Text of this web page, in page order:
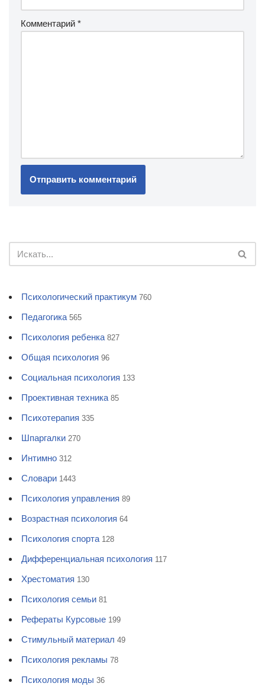
Комментарий *
Психологический практикум 760
Педагогика 565
Психология ребенка 827
Общая психология 96
Социальная психология 133
Проективная техника 85
Психотерапия 335
Шпаргалки 270
Интимно 312
Словари 1443
Психология управления 89
Возрастная психология 64
Психология спорта 128
Дифференциальная психология 117
Хрестоматия 130
Психология семьи 81
Рефераты Курсовые 199
Стимульный материал 49
Психология рекламы 78
Психология моды 36